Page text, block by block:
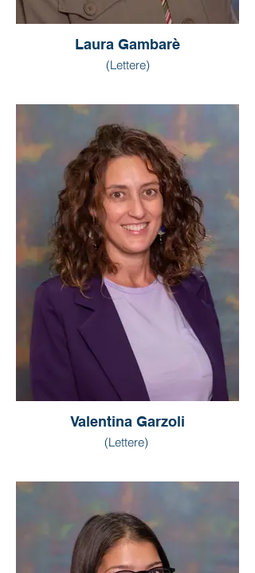
Laura Gambarè
(Lettere)
Valentina Garzoli
(Lettere)